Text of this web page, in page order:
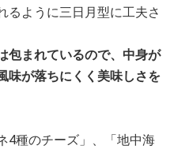
るように三日月型に工夫さ
包まれているので、中身が
味が落ちにくく美味しさを
4種のチーズ」、「地中海